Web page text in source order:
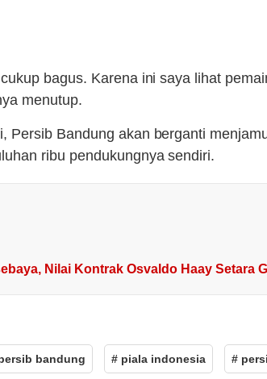
bagus. Karena ini saya lihat
menutup.
Persib Bandung akan berganti
ribu pendukungnya sendiri.
Nilai Kontrak Osvaldo Haay Setara
bandung # piala indonesia #